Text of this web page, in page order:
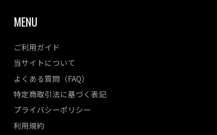
2022年12月
2022年10月
2022年08月
2022年07月
2022年06月
2022年05月
2022年04月
MENU
ご利用ガイド
当サイトについて
よくある質問（FAQ）
特定商取引法に基づく表記
プライバシーポリシー
利用規約